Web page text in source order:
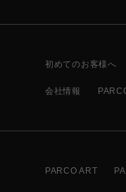
初めてのお客様へ
会社情報
PARCO ART